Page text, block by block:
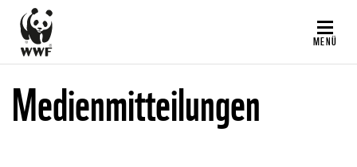
Direkt
zum
Inhalt
MENÜ
Medienmitteilungen